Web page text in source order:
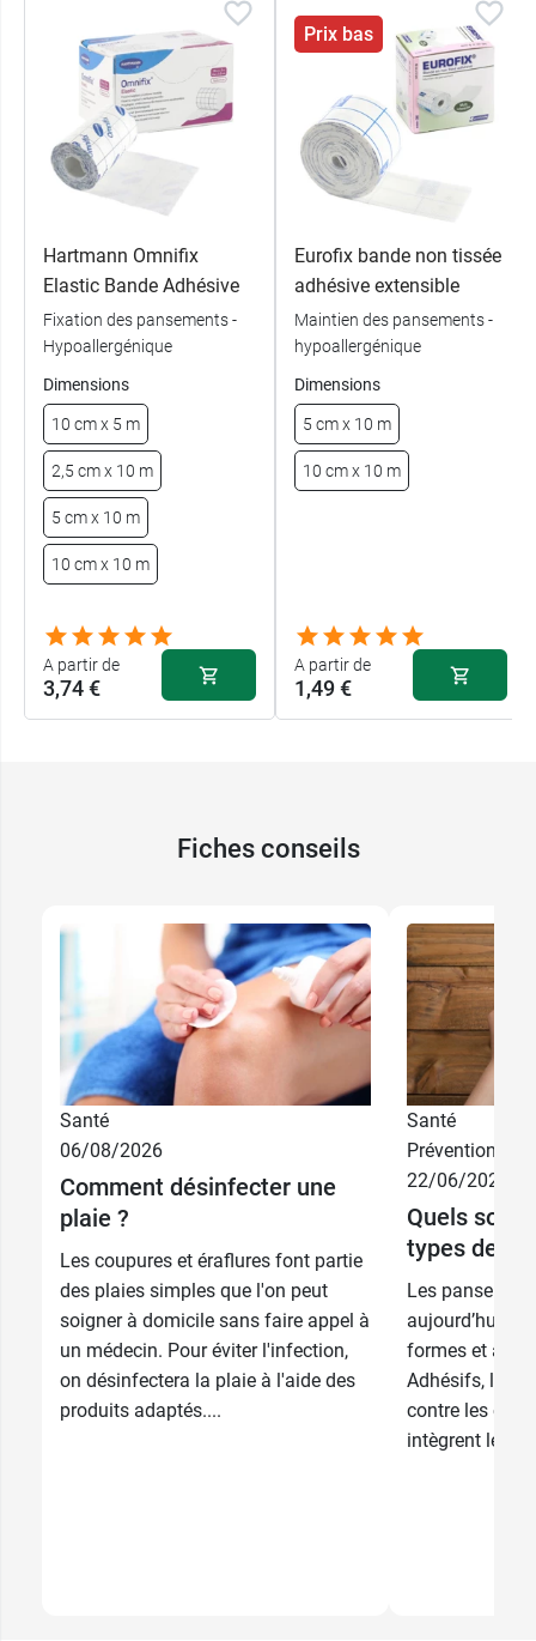
Hartmann Omnifix
Elastic Bande Adhésive
Fixation des pansements -
Hypoallergénique
Dimensions
10 cm x 5 m
2,5 cm x 10 m
5 cm x 10 m
10 cm x 10 m
A partir de
3,74 €
10 cm x 5 m 3,74 €
5 cm x 10 m 3,74 €
10 cm x 10 m 5,49 €
Prix bas
Eurofix bande non tissée
adhésive extensible
Maintien des pansements -
hypoallergénique
Dimensions
5 cm x 10 m
10 cm x 10 m
A partir de
1,49 €
5 cm x 10 m 1,49 €
10 cm x 10 m 2,49 €
Fiches conseils
Santé
06/08/2026
Comment désinfecter une
plaie ?
Les coupures et éraflures font partie
des plaies simples que l'on peut
soigner à domicile sans faire appel à
un médecin. Pour éviter l'infection,
on désinfectera la plaie à l'aide des
produits adaptés....
Santé
Prévention
22/06/2026
Quels sont
types de
Les
aujourd’hui de
formes et à
Adhésifs,
contre les cors
intègrent les